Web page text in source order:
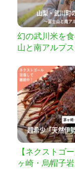
幻の武川米を
山と南アルプ
【ネクストゴ
ヶ崎・烏帽子